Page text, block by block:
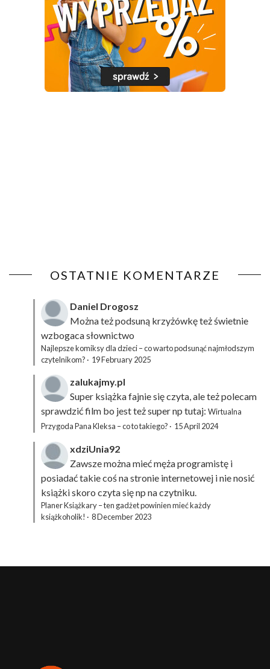
OSTATNIE KOMENTARZE
Daniel Drogosz
Można też podsuną krzyżówkęteż świetnie
wzbogaca słownictwo
Najlepsze komiksy dla dzieci – co warto podsunąć najmłodszym
czytelnikom? · 19 February 2025
zalukajmy.pl
Super książka fajnie się czyta, ale też polecam
sprawdzić film bo jest też super np tutaj: Wirtualna
Przygoda Pana Kleksa – co to takiego? · 15 April 2024
xdziUnia92
Zawsze można mieć męża programistę i
posiadać takie coś na stronie internetowej i nie nosić
książki skoro czyta się np na czytniku.
Planer Książkary – ten gadżet powinien mieć każdy
książkoholik! · 8 December 2023